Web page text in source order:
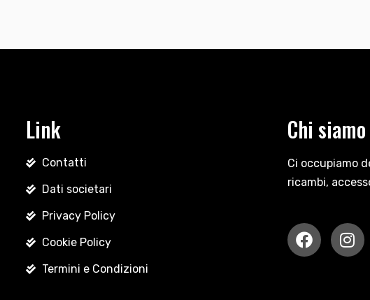
Link
Contatti
Dati societari
Privacy Policy
Cookie Policy
Termini e Condizioni
Chi siamo
Ci occupiamo
ricambi,